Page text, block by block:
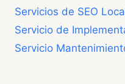
Servicios de SEO
Servicio de
Servicio